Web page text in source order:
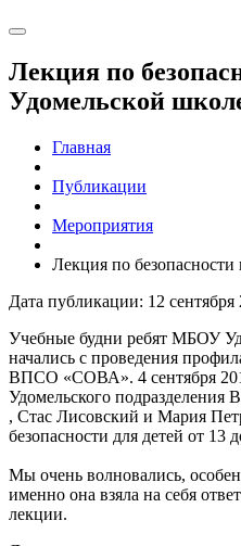
Лекция по
Удомельской
Главная
Публикации
Мероприятия
Лекция по
Дата публикации: 12 сентября
Учебные будни ребят МБОУ
начались с проведения
ВПСО «СОВА». 4 сентября
Удомельского
, Стас Лисовский и Мария
безопасности для детей от 13
Мы очень волновались,
именно она взяла на себя
лекции.